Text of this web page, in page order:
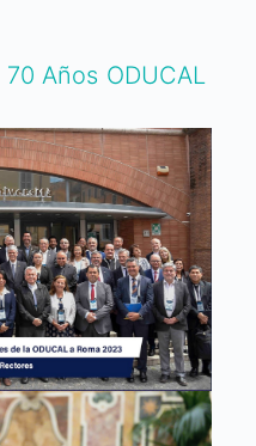
70 Años ODUCAL